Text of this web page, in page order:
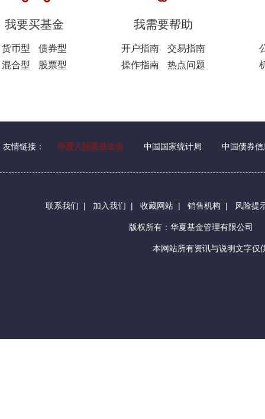
我要买基金
货币型
债券型
混合型
股票型
我需要帮助
开户指南
交易指南
操作指南
热点问题
友情链接： 华夏人慈善基金会 中国国家统计局 中国债券信
联系我们 | 加入我们 | 收藏网站 | 销售机构 | 风险提
版权所有：华夏基金管理有限公司
本网站所有资讯与说明文字仅